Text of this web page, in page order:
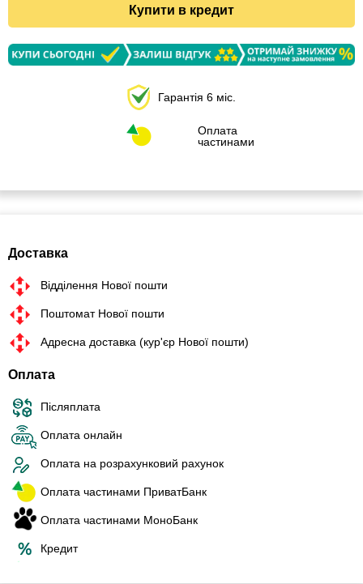
Купити в кредит
Гарантія 6 міс.
Оплата
частинами
Доставка
Відділення Нової пошти
Поштомат Нової пошти
Адресна доставка (кур'єр Нової пошти)
Оплата
Післяплата
Оплата онлайн
Оплата на розрахунковий рахунок
Оплата частинами ПриватБанк
Оплата частинами МоноБанк
Кредит